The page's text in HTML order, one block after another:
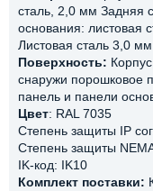
сталь, 2,0 мм Задняя
основания: листовая
Листовая сталь 3,0 мм
Поверхность:
снаружи порошковое
панель и панели
Цвет: RAL 7035
Степень защиты IP
Степень защиты
IK-код: IK10
Комплект поставки: